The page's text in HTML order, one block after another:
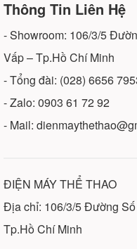
Thông Tin Liên Hệ
- Showroom: 106/3/5
Vấp – Tp.Hồ Chí Minh
- Tổng đài: (028) 6656
- Zalo: 0903 61 72 92
- Mail:
ĐIỆN MÁY THỂ THAO
Địa chỉ: 106/3/5 Đường
Tp.Hồ Chí Minh